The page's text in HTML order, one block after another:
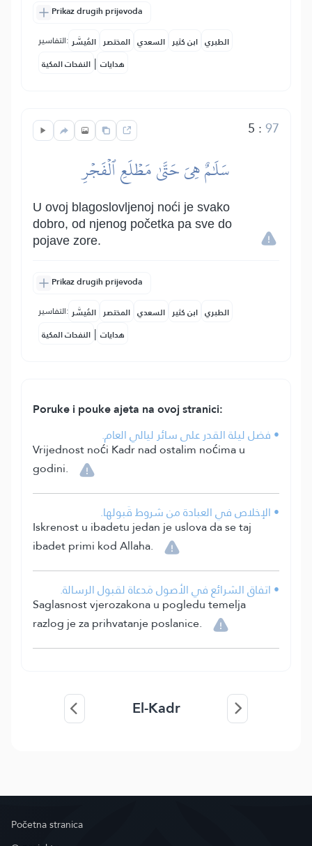
Prikaz drugih prijevoda
التفاسير: المُيسَّر المختصر السعدي ابن كثير الطبري
النفحات المكية | هدايات
5 :97
سَلَٰمٌ هِيَ حَتَّىٰ مَطۡلَعِ ٱلۡفَجۡرِ
U ovoj blagoslovljenoj noći je svako
dobro, od njenog početka pa sve do
pojave zore.
Prikaz drugih prijevoda
التفاسير: المُيسَّر المختصر السعدي ابن كثير الطبري
النفحات المكية | هدايات
Poruke i pouke ajeta na ovoj stranici:
• فضل ليلة القدر على سائر ليالي العام.
Vrijednost noći Kadr nad ostalim noćima u
godini.
• الإخلاص في العبادة من شروط قَبولها.
Iskrenost u ibadetu jedan je uslova da se taj
ibadet primi kod Allaha.
• اتفاق الشرائع في الأصول مَدعاة لقبول الرسالة.
Saglasnost vjerozakona u pogledu temelja
razlog je za prihvatanje poslanice.
El-Kadr
Početna stranica